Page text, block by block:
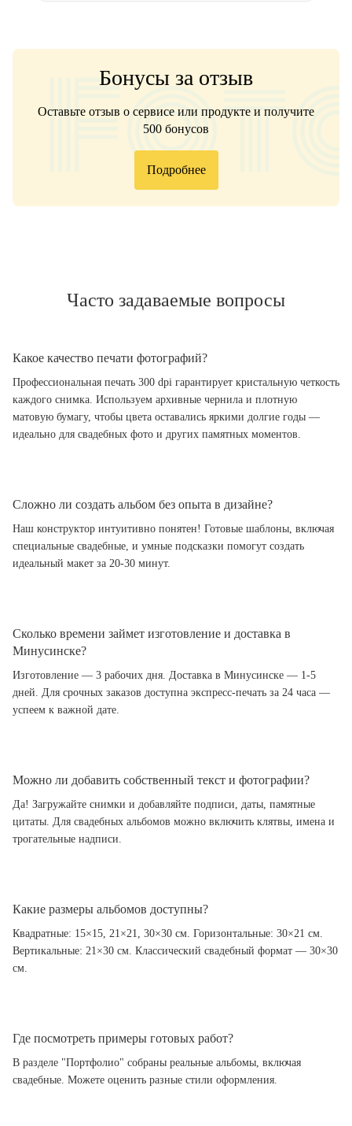
Бонусы за отзыв
Оставьте отзыв о сервисе или продукте и получите
500 бонусов
Подробнее
Часто задаваемые вопросы
Какое качество печати фотографий?
Профессиональная печать 300 dpi гарантирует кристальную четкость
каждого снимка. Используем архивные чернила и плотную
матовую бумагу, чтобы цвета оставались яркими долгие годы —
идеально для свадебных фото и других памятных моментов.
Сложно ли создать альбом без опыта в дизайне?
Наш конструктор интуитивно понятен! Готовые шаблоны, включая
специальные свадебные, и умные подсказки помогут создать
идеальный макет за 20-30 минут.
Сколько времени займет изготовление и доставка в
Минусинске?
Изготовление — 3 рабочих дня. Доставка в Минусинске — 1-5
дней. Для срочных заказов доступна экспресс-печать за 24 часа —
успеем к важной дате.
Можно ли добавить собственный текст и фотографии?
Да! Загружайте снимки и добавляйте подписи, даты, памятные
цитаты. Для свадебных альбомов можно включить клятвы, имена и
трогательные надписи.
Какие размеры альбомов доступны?
Квадратные: 15×15, 21×21, 30×30 см. Горизонтальные: 30×21 см.
Вертикальные: 21×30 см. Классический свадебный формат — 30×30
см.
Где посмотреть примеры готовых работ?
В разделе "Портфолио" собраны реальные альбомы, включая
свадебные. Можете оценить разные стили оформления.